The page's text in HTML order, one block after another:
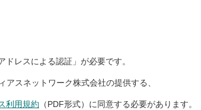
レスによる認証」が必要です。
スネットワーク株式会社の提供する、
利用規約 （PDF形式）に同意する必要があります。